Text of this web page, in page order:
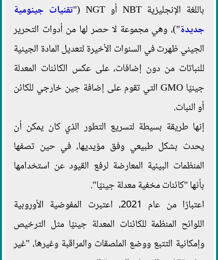
باللغة الإنجليزية NBT أو NGT ("
تقنيات جينومية
جديدة")، وهي مجموعة لا حصر لها من أدوات التحرير
الجيني ظهرت في السنوات الأخيرة لتعديل المادة الجينية
للنباتات من دون إضافات، على عكس الكائنات المعدلة
جينيًا GMO التي تقوم على إضافة جين خارجي للكائن
أو النبات.
إنها طريقة بسيطة لتسريع التطور الذي كان يمكن أن
يحدث بشكل طبيعي وفق مؤيديها، في حين تصفها
المنظمات البيئية المعارضة لرفع القيود عن استخدامها
بأنها "كائنات مخفية معدلة جينيًا".
اعتبارًا من عام 2021، اعتبرت المفوضية الأوروبية
اللوائح المنظمة للكائنات المعدلة جينيًا مثل الترخيص
وإمكانية التتبع ووضع الملصقات والمراقبة وغيرها، "غير